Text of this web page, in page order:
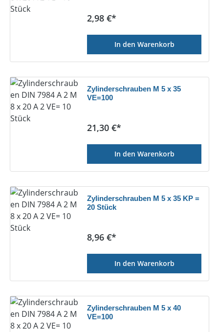
Regulärer Preis:
2,98 €*
In den Warenkorb
Zylinderschrauben M 5 x 35
VE=100
Regulärer Preis:
21,30 €*
In den Warenkorb
Zylinderschrauben M 5 x 35 KP =
20 Stück
Regulärer Preis:
8,96 €*
In den Warenkorb
Zylinderschrauben M 5 x 40
VE=100